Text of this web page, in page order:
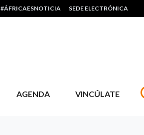
#ÁFRICAESNOTICIA SEDE ELECTRÓNICA
AGENDA VINCÚLATE